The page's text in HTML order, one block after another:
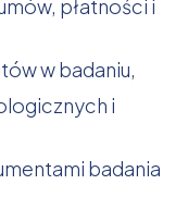
płatności i
w badaniu,
i
badania